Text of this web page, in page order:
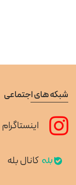
شبکه های اجتماعی
اینستاگرام
کانال بله